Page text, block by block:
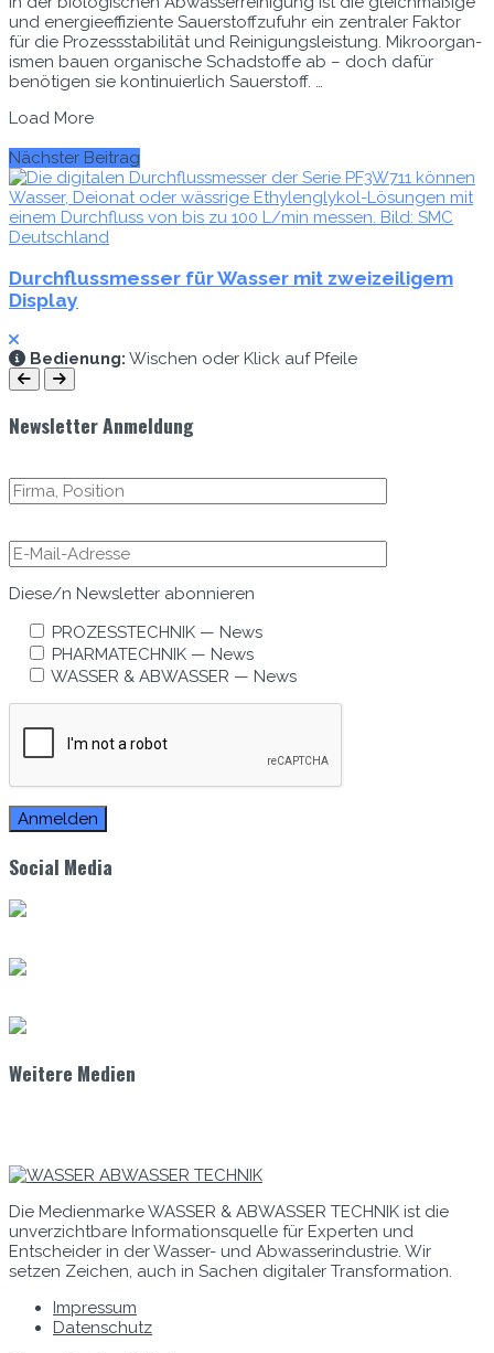
und energieef­fiziente Sauer­stof­fzu­fuhr ein zen­traler Fak­tor
für die Prozesssta­bil­ität und Reini­gungsleis­tung. Mikroor­gan­
is­men bauen organ­is­che Schad­stoffe ab – doch dafür
benöti­gen sie kon­tinuier­lich Sauer­stoff. …
Load More
Nächster Beitrag
Durchflussmesser für Wasser mit zweizeiligem
Display
Bedi­enung: Wis­chen oder Klick auf Pfeile
Newsletter Anmeldung
Diese/n Newslet­ter abonnieren
PROZESSTECHNIK — News
PHARMATECHNIK — News
WASSER & ABWASSER — News
Social Media
Weitere Medien
Die Medienmarke WASSER & ABWASSER TECHNIK ist die
unverzichtbare Informationsquelle für Experten und
Entscheider in der Wasser- und Abwasserindustrie. Wir
setzen Zeichen, auch in Sachen digitaler Transformation.
Impressum
Datenschutz